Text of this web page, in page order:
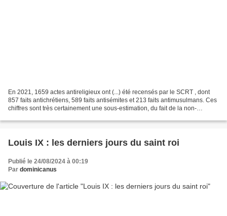
En 2021, 1659 actes antireligieux ont (...) été recensés par le SCRT , dont
857 faits antichrétiens, 589 faits antisémites et 213 faits antimusulmans. Ces
chiffres sont très certainement une sous-estimation, du fait de la non-
Louis IX : les derniers jours du saint roi
Publié le 24/08/2024 à 00:19
Par dominicanus